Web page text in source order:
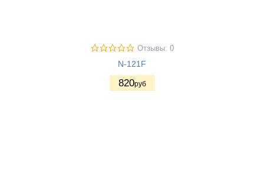
Отзывы: 0
N-121F
820руб